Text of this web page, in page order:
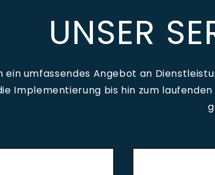
UNSER
ein umfassendes Angebot an
Implementierung bis hin zum